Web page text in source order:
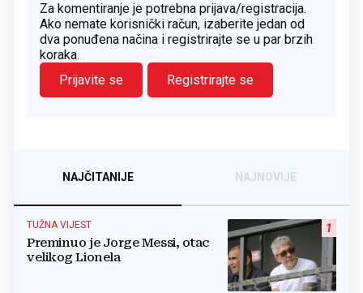
Za komentiranje je potrebna prijava/registracija.
Ako nemate korisnički račun, izaberite jedan od
dva ponuđena načina i registrirajte se u par brzih
koraka.
Prijavite se
Registrirajte se
NAJČITANIJE NAJNOVIJE
1
TUŽNA VIJEST
Preminuo je Jorge Messi, otac
velikog Lionela